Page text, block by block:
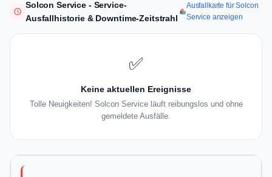
Solcon Service - Service-
Ausfallhistorie & Downtime-Zeitstrahl
Ausfallkarte für Solcon
Service anzeigen
✅
Keine aktuellen Ereignisse
Tolle Neuigkeiten! Solcon Service läuft reibungslos und ohne
gemeldete Ausfälle.